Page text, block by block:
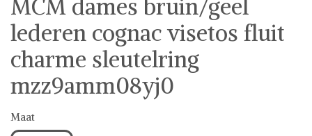
MCM dames bruin/geel
lederen cognac visetos fluit
charme sleutelring
mzz9amm08yj0
Maat